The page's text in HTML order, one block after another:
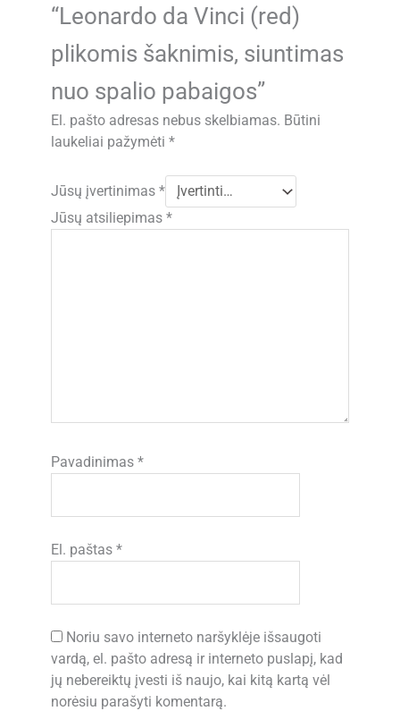
“Leonardo da Vinci (red)
plikomis šaknimis, siuntimas
nuo spalio pabaigos”
El. pašto adresas nebus skelbiamas. Būtini
laukeliai pažymėti*
Jūsų įvertinimas*
Jūsų atsiliepimas*
Pavadinimas*
El. paštas*
Noriu savo interneto naršyklėje išsaugoti
vardą, el. pašto adresą ir interneto puslapį, kad
jų nebereiktų įvesti iš naujo, kai kitą kartą vėl
norėsiu parašyti komentarą.